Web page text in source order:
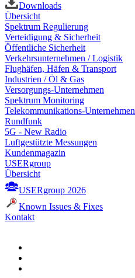
Downloads
Übersicht
Spektrum Regulierung
Verteidigung & Sicherheit
Öffentliche Sicherheit
Verkehrsunternehmen / Logistik
Flughäfen, Häfen & Transport
Industrien / Öl & Gas
Versorgungs-Unternehmen
Spektrum Monitoring
Telekommunikations-Unternehmen
Rundfunk
5G - New Radio
Luftgestützte Messungen
Kundenmagazin
USERgroup
Übersicht
USERgroup 2026
Known Issues & Fixes
Kontakt